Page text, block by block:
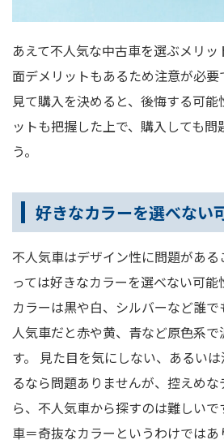
あえて不人気な中古車を選ぶメリ
面デメリットもあるため注意が必要
見て購入を決めると、後悔する可能
ットも把握した上で、購入しても問
う。
好きなカラーを選べない
不人気車はデザイン性に問題があ
っては好きなカラーを選べない可
カラーは黒や白、シルバーなど誰
人気車だと赤や黄、青など原色系
す。 見た目を気にしない、あるい
るなら問題ありませんが、控えめ
ら、不人気車から探すのは難しい
車＝奇抜なカラーというわけでは